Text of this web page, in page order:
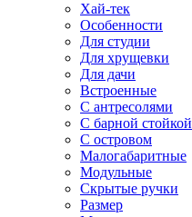
Хай-тек
Особенности
Для студии
Для хрущевки
Для дачи
Встроенные
С антресолями
С барной стойкой
С островом
Малогабаритные
Модульные
Скрытые ручки
Размер